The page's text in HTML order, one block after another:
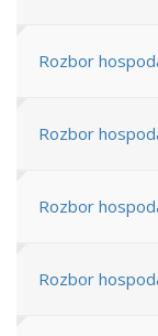
Rozbor
Rozbor
Rozbor
Rozbor